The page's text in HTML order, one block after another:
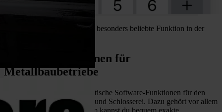
Das Aufmaß per App ist eine besonders beliebte Funktion in der
Software-Funktionen für
Metallbaubetriebe
HERO bietet zahlreiche praktische Software-Funktionen für den
Bereich Metallbau, Stahlbau und Schlosserei. Dazu gehört vor allem
das Aufmaß per App. Mit ihm kannst du bequem exakte